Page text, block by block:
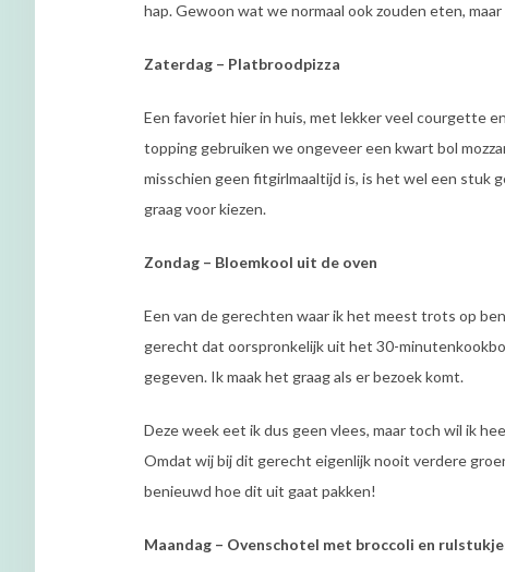
hap. Gewoon wat we normaal ook zouden eten,
Zaterdag – Platbroodpizza
Een favoriet hier in huis, met lekker veel courgette
topping gebruiken we ongeveer een kwart bol
misschien geen fitgirlmaaltijd is, is het wel een stuk
graag voor kiezen.
Zondag – Bloemkool uit de oven
Een van de gerechten waar ik het meest trots op
gerecht dat oorspronkelijk uit het 30-
gegeven. Ik maak het graag als er bezoek komt.
Deze week eet ik dus geen vlees, maar toch wil ik
Omdat wij bij dit gerecht eigenlijk nooit verdere
benieuwd hoe dit uit gaat pakken!
Maandag – Ovenschotel met broccoli en